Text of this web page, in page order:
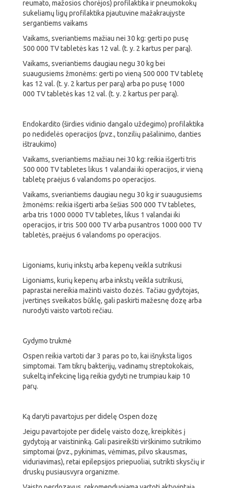
reumato, mažosios chorėjos) profilaktika ir pneumokokų
sukeliamų ligų profilaktika pjautuvine mažakraujyste
sergantiems vaikams
Vaikams, sveriantiems mažiau nei 30 kg: gerti po pusę
500 000 TV tabletės kas 12 val. (t. y. 2 kartus per parą).
Vaikams, sveriantiems daugiau negu 30 kg bei
suaugusiems žmonėms: gerti po vieną 500 000 TV tabletę
kas 12 val. (t. y. 2 kartus per parą) arba po pusę 1000
000 TV tabletės kas 12 val. (t. y. 2 kartus per parą).
Endokardito (širdies vidinio dangalo uždegimo) profilaktika
po nedidelės operacijos (pvz., tonzilių pašalinimo, danties
ištraukimo)
Vaikams, sveriantiems mažiau nei 30 kg: reikia išgerti tris
500 000 TV tabletes likus 1 valandai iki operacijos, ir vieną
tabletę praėjus 6 valandoms po operacijos.
Vaikams, sveriantiems daugiau negu 30 kg ir suaugusiems
žmonėms: reikia išgerti arba šešias 500 000 TV tabletes,
arba tris 1000 0000 TV tabletes, likus 1 valandai iki
operacijos, ir tris 500 000 TV arba pusantros 1000 000 TV
tabletės, praėjus 6 valandoms po operacijos.
Ligoniams, kurių inkstų arba kepenų veikla sutrikusi
Ligoniams, kurių kepenų arba inkstų veikla sutrikusi,
paprastai nereikia mažinti vaisto dozės. Tačiau gydytojas,
įvertinęs sveikatos būklę, gali paskirti mažesnę dozę arba
nurodyti vaisto vartoti rečiau.
Gydymo trukmė
Ospen reikia vartoti dar 3 paras po to, kai išnyksta ligos
simptomai. Tam tikrų bakterijų, vadinamų streptokokais,
sukeltą infekcinę ligą reikia gydyti ne trumpiau kaip 10
parų.
Ką daryti pavartojus per didelę Ospen dozę
Jeigu pavartojote per didelę vaisto dozę, kreipkitės į
gydytoją ar vaistininką. Gali pasireikšti virškinimo sutrikimo
simptomai (pvz., pykinimas, vėmimas, pilvo skausmas,
viduriavimas), retai epilepsijos priepuoliai, sutrikti skysčių ir
druskų pusiausvyra organizme.